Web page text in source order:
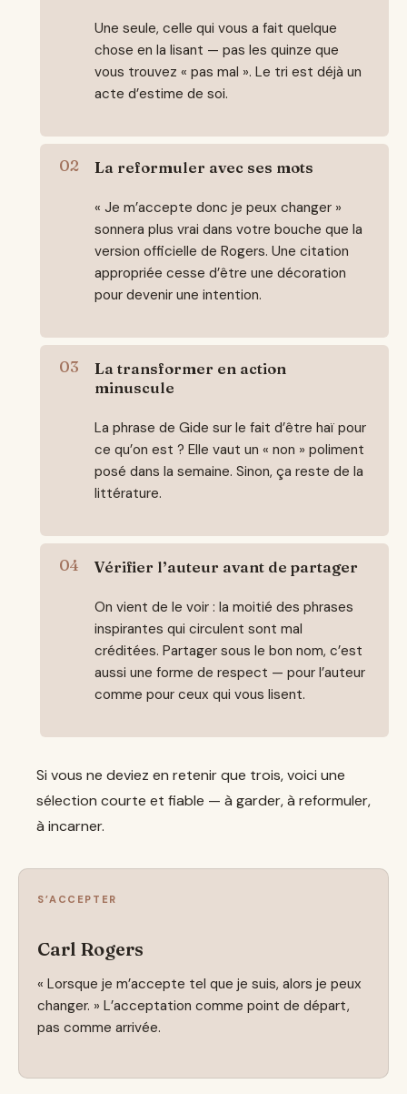
Une seule, celle qui vous a fait quelque
chose en la lisant — pas les quinze que
vous trouvez « pas mal ». Le tri est déjà un
acte d’estime de soi.
La reformuler avec ses mots
« Je m’accepte donc je peux changer »
sonnera plus vrai dans votre bouche que la
version officielle de Rogers. Une citation
appropriée cesse d’être une décoration
pour devenir une intention.
La transformer en action
minuscule
La phrase de Gide sur le fait d’être haï pour
ce qu’on est ? Elle vaut un « non » poliment
posé dans la semaine. Sinon, ça reste de la
littérature.
Vérifier l’auteur avant de partager
On vient de le voir : la moitié des phrases
inspirantes qui circulent sont mal
créditées. Partager sous le bon nom, c’est
aussi une forme de respect — pour l’auteur
comme pour ceux qui vous lisent.
Si vous ne deviez en retenir que trois, voici une
sélection courte et fiable — à garder, à reformuler,
à incarner.
S’ACCEPTER
Carl Rogers
« Lorsque je m’accepte tel que je suis, alors je peux
changer. » L’acceptation comme point de départ,
pas comme arrivée.